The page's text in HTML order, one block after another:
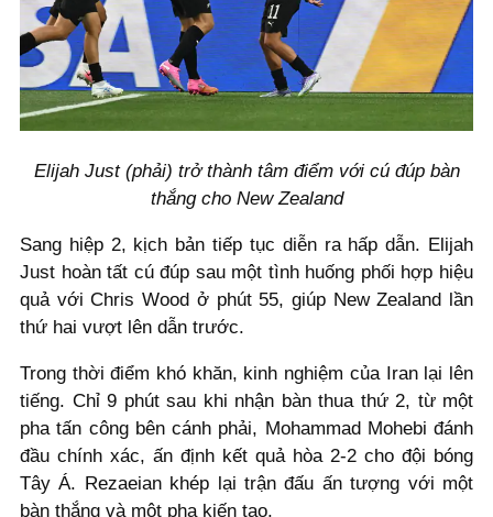
Elijah Just (phải) trở thành tâm điểm với cú đúp bàn
thắng cho New Zealand
Sang hiệp 2, kịch bản tiếp tục diễn ra hấp dẫn. Elijah
Just hoàn tất cú đúp sau một tình huống phối hợp hiệu
quả với Chris Wood ở phút 55, giúp New Zealand lần
thứ hai vượt lên dẫn trước.
Trong thời điểm khó khăn, kinh nghiệm của Iran lại lên
tiếng. Chỉ 9 phút sau khi nhận bàn thua thứ 2, từ một
pha tấn công bên cánh phải, Mohammad Mohebi đánh
đầu chính xác, ấn định kết quả hòa 2-2 cho đội bóng
Tây Á. Rezaeian khép lại trận đấu ấn tượng với một
bàn thắng và một pha kiến tạo.